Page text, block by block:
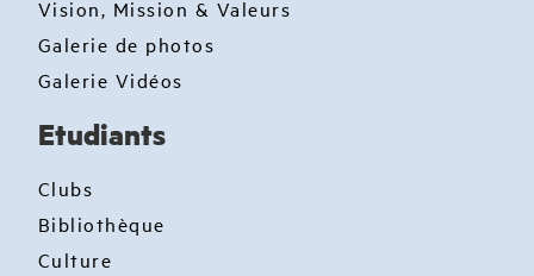
Vision, Mission & Valeurs
Galerie de photos
Galerie Vidéos
Etudiants
Clubs
Bibliothèque
Culture